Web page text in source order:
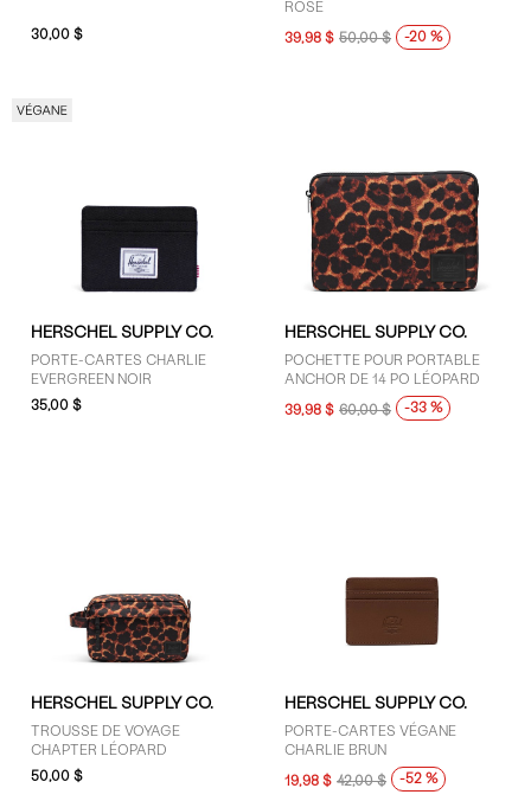
S (9)
COULEUR
Brun (3)
Rose (1)
30,00 $
ROSE
39,98 $ 50,00 $ -20 %
HERSCHEL SUPPLY CO.
PORTE-CARTES CHARLIE
EVERGREEN NOIR
35,00 $
HERSCHEL SUPPLY CO.
POCHETTE POUR PORTABLE
ANCHOR DE 14 PO LÉOPARD
39,98 $ 60,00 $ -33 %
HERSCHEL SUPPLY CO.
TROUSSE DE VOYAGE
CHAPTER LÉOPARD
50,00 $
HERSCHEL SUPPLY CO.
PORTE-CARTES VÉGANE
CHARLIE BRUN
19,98 $ 42,00 $ -52 %